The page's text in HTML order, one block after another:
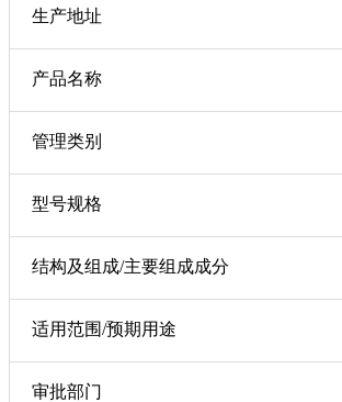
生产地址
产品名称
管理类别
型号规格
结构及组成/主要组成成分
适用范围/预期用途
审批部门